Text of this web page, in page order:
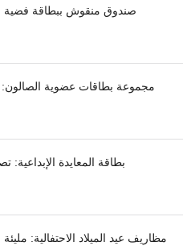
صندوق منقوش ببطاقة فضية
مجموعة بطاقات عضوية الصالون:
بطاقة المعايدة الإبداعية:
مظاريف عيد الميلاد الاحتفالية: